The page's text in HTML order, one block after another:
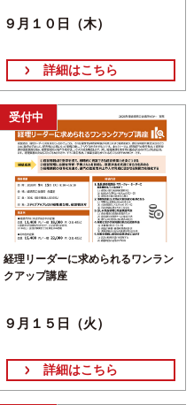
９月１０日（木）
詳細はこちら
受付中
経理リーダーに求められるワンラン
クアップ講座
９月１５日（火）
詳細はこちら